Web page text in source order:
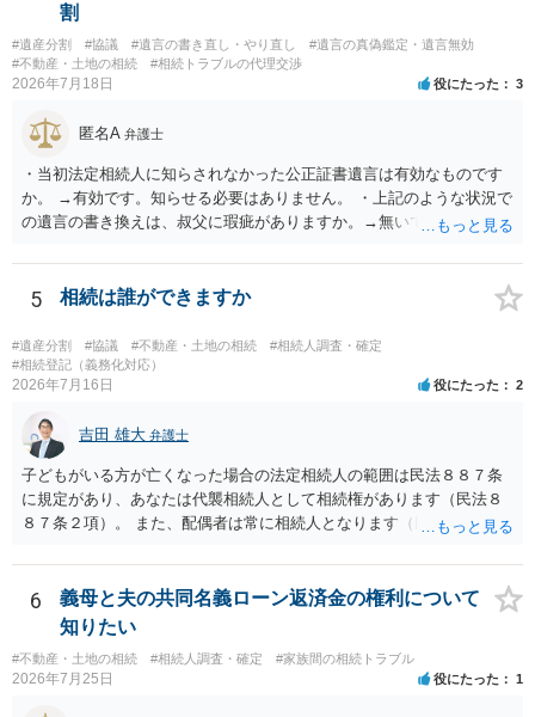
割
#遺産分割 #協議 #遺言の書き直し・やり直し
#遺言の真偽鑑定・遺言無効
#不動産・土地の相続
#相続トラブルの代理交渉
2026年7月18日 役にたった 3
匿名A 弁護士
・当初法定相続人に知らされなかった公正証書遺言は有効なものです
か。 →有効です。知らせる必要はありません。 ・上記のような状況で
の遺言の書き換えは、叔父に瑕疵がありますか。→無いです。 ・分割
ますか。 →本人が自由に決められますので、どこが妥当とは言えない
です。客観的な基準もありません。 ・できれば穏やかに、分割を拒否
することはできますか。 →分割を拒否するということは、遺産はいら
ないということでしょうか。遺言で、受取を指定されててもいらない
と拒否することはできます。理由を説明する必要はありません。
5 相続は誰ができますか
#遺産分割 #協議 #不動産・土地の相続
#相続人調査・確定
#相続登記（義務化対応）
2026年7月16日 役にたった 2
吉田 雄大 弁護士
子どもがいる方が亡くなった場合の法定相続人の範囲は民法８８７条
に規定があり、あなたは代襲相続人として相続権があります（民法８
８７条２項）。 また、配偶者は常に相続人となります（民法８９０
も相続権があります。つまり、孫５人に加えて「おじ又はおば」にも
相続権がある可能性があります。
6
義母と夫の共同名義ローン返済金の権利について
知りたい
#不動産・土地の相続 #相続人調査・確定 #家族間の相続トラブル
2026年7月25日 役にたった 1